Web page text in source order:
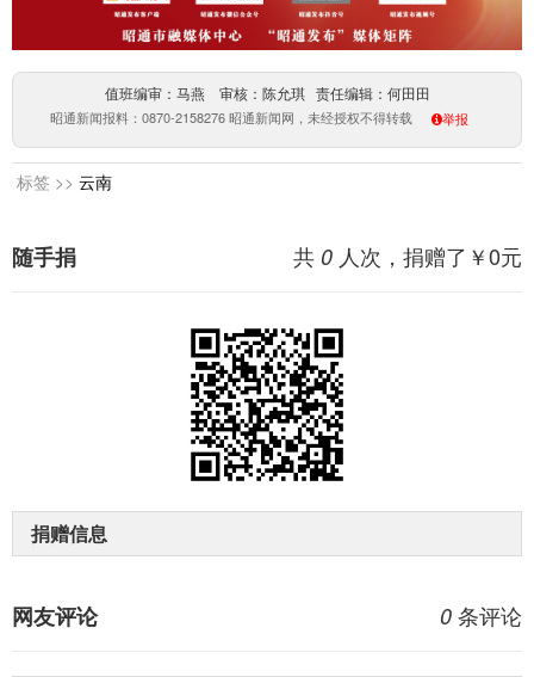
值班编审：马燕 审核：陈允琪 责任编辑：何田田
昭通新闻报料：0870-2158276 昭通新闻网，未经授权不得转载 举报
标签 >> 云南
共 0 人次，捐赠了￥0元
随手捐
捐赠信息
0 条评论
网友评论